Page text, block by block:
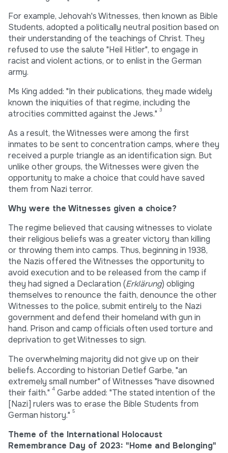
For example, Jehovah's Witnesses, then known as Bible
Students, adopted a politically neutral position based on
their understanding of the teachings of Christ. They
refused to use the salute "Heil Hitler", to engage in
racist and violent actions, or to enlist in the German
army.
Ms King added: "In their publications, they made widely
known the iniquities of that regime, including the
atrocities committed against the Jews." 3
As a result, the Witnesses were among the first
inmates to be sent to concentration camps, where they
received a purple triangle as an identification sign. But
unlike other groups, the Witnesses were given the
opportunity to make a choice that could have saved
them from Nazi terror.
Why were the Witnesses given a choice?
The regime believed that causing witnesses to violate
their religious beliefs was a greater victory than killing
or throwing them into camps. Thus, beginning in 1938,
the Nazis offered the Witnesses the opportunity to
avoid execution and to be released from the camp if
they had signed a Declaration (Erklärung) obliging
themselves to renounce the faith, denounce the other
Witnesses to the police, submit entirely to the Nazi
government and defend their homeland with gun in
hand. Prison and camp officials often used torture and
deprivation to get Witnesses to sign.
The overwhelming majority did not give up on their
beliefs. According to historian Detlef Garbe, "an
extremely small number" of Witnesses "have disowned
their faith." 4 Garbe added: "The stated intention of the
[Nazi] rulers was to erase the Bible Students from
German history." 5
Theme of the International Holocaust
Remembrance Day of 2023: "Home and Belonging"